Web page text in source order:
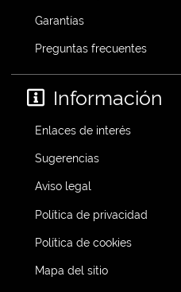
Garantías
Preguntas frecuentes
Información
Enlaces de interés
Sugerencias
Aviso legal
Política de privacidad
Política de cookies
Mapa del sitio